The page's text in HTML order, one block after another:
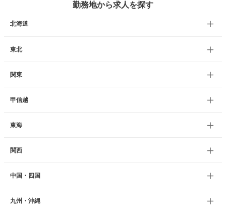
勤務地から求人を探す
北海道
東北
関東
甲信越
東海
関西
中国・四国
九州・沖縄